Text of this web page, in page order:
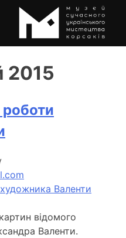
2015
відомого
Валенти.